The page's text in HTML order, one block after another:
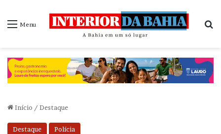
Menu
Início / Destaque
Destaque Polícia